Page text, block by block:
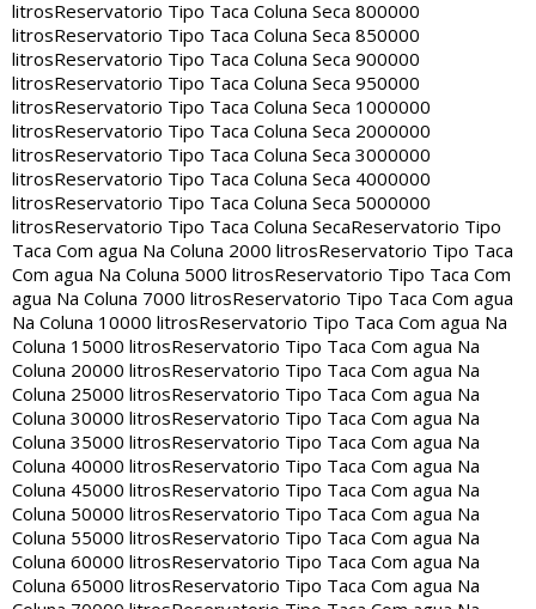
litrosReservatorio Tipo Taca Coluna Seca 800000
litrosReservatorio Tipo Taca Coluna Seca 850000
litrosReservatorio Tipo Taca Coluna Seca 900000
litrosReservatorio Tipo Taca Coluna Seca 950000
litrosReservatorio Tipo Taca Coluna Seca 1000000
litrosReservatorio Tipo Taca Coluna Seca 2000000
litrosReservatorio Tipo Taca Coluna Seca 3000000
litrosReservatorio Tipo Taca Coluna Seca 4000000
litrosReservatorio Tipo Taca Coluna Seca 5000000
litrosReservatorio Tipo Taca Coluna SecaReservatorio Tipo
Taca Com agua Na Coluna 2000 litrosReservatorio Tipo Taca
Com agua Na Coluna 5000 litrosReservatorio Tipo Taca Com
agua Na Coluna 7000 litrosReservatorio Tipo Taca Com agua
Na Coluna 10000 litrosReservatorio Tipo Taca Com agua Na
Coluna 15000 litrosReservatorio Tipo Taca Com agua Na
Coluna 20000 litrosReservatorio Tipo Taca Com agua Na
Coluna 25000 litrosReservatorio Tipo Taca Com agua Na
Coluna 30000 litrosReservatorio Tipo Taca Com agua Na
Coluna 35000 litrosReservatorio Tipo Taca Com agua Na
Coluna 40000 litrosReservatorio Tipo Taca Com agua Na
Coluna 45000 litrosReservatorio Tipo Taca Com agua Na
Coluna 50000 litrosReservatorio Tipo Taca Com agua Na
Coluna 55000 litrosReservatorio Tipo Taca Com agua Na
Coluna 60000 litrosReservatorio Tipo Taca Com agua Na
Coluna 65000 litrosReservatorio Tipo Taca Com agua Na